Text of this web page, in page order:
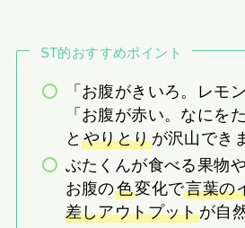
ST的おすすめポイント
「お腹がきいろ。レモ
「お腹が赤い。なにを
とやりとりが沢山でき
ぶたくんが食べる果物
お腹の色変化で言葉の
差しアウトプットが自